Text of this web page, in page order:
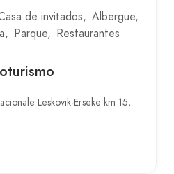
de invitados
Albergue
Parque
Restaurantes
Leskovik-Erseke km 15,